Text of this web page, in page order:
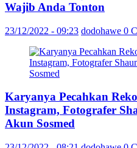
Wajib Anda Tonton
23/12/2022 - 09:23 dodohawe 0
Karyanya Pecahkan
Instagram, Fotografer
Akun Sosmed